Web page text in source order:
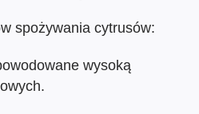
spożywania cytrusów:
wysoką